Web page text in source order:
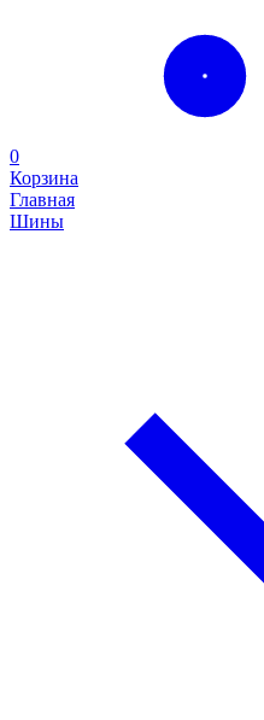
0
Корзина
Главная
Шины